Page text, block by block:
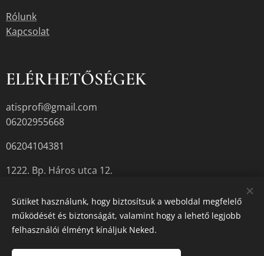
Rólunk
Kapcsolat
ELÉRHETŐSÉGEK
atisprofi@gmail.com
06202955668
06204104381
1222. Bp. Háros utca 12.
A termékek aktuális készletéről érdeklődjön az üzletben, vagy a
megadott elérhetőségek egyikén.
Sütiket használunk, hogy biztosítsuk a weboldal megfelelő
működését és biztonságát, valamint hogy a lehető legjobb
felhasználói élményt kínáljuk Neked.